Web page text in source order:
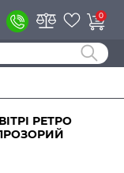
0
РЕТРО
ПРОЗОРИЙ